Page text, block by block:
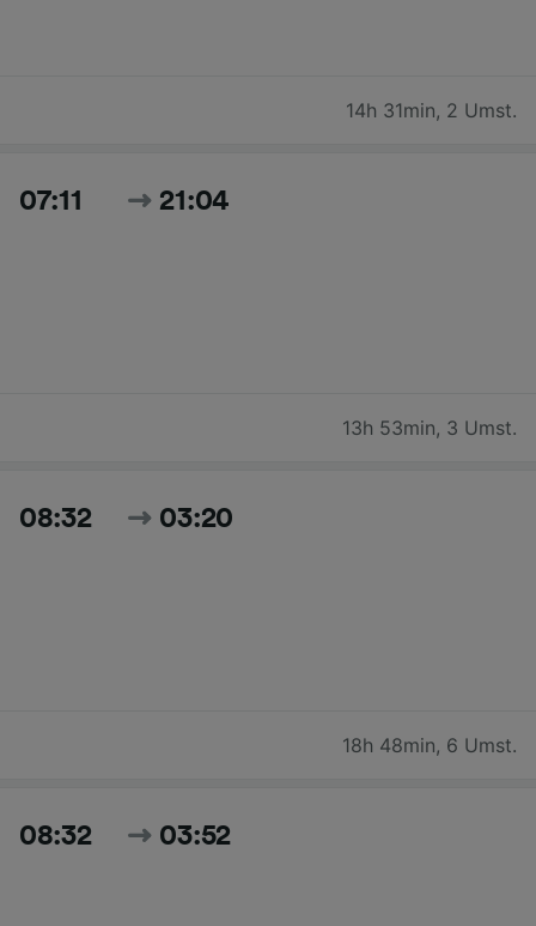
14h 31min, 2 Umst.
07:11 21:04
13h 53min, 3 Umst.
08:32 03:20
18h 48min, 6 Umst.
08:32 03:52